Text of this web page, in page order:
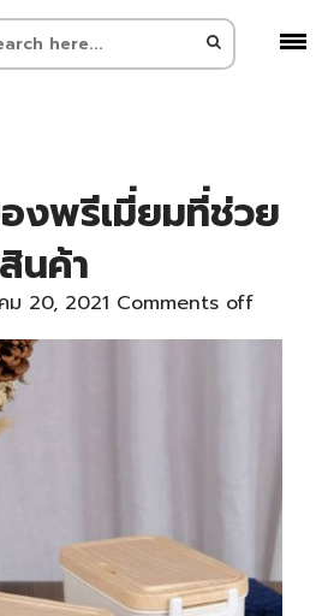
งพรีเมี่ยมที่ช่วย
นค้า
ม 20, 2021 Comments off